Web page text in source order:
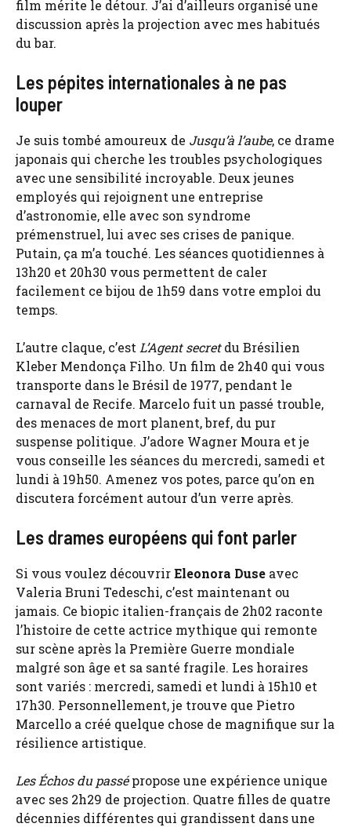
film mérite le détour. J’ai d’ailleurs organisé une
discussion après la projection avec mes habitués
du bar.
Les pépites internationales à ne pas
louper
Je suis tombé amoureux de Jusqu’à l’aube, ce drame
japonais qui cherche les troubles psychologiques
avec une sensibilité incroyable. Deux jeunes
employés qui rejoignent une entreprise
d’astronomie, elle avec son syndrome
prémenstruel, lui avec ses crises de panique.
Putain, ça m’a touché. Les séances quotidiennes à
13h20 et 20h30 vous permettent de caler
facilement ce bijou de 1h59 dans votre emploi du
temps.
L’autre claque, c’est L’Agent secretdu Brésilien
Kleber Mendonça Filho. Un film de 2h40 qui vous
transporte dans le Brésil de 1977, pendant le
carnaval de Recife. Marcelo fuit un passé trouble,
des menaces de mort planent, bref, du pur
suspense politique. J’adore Wagner Moura et je
vous conseille les séances du mercredi, samedi et
lundi à 19h50. Amenez vos potes, parce qu’on en
discutera forcément autour d’un verre après.
Les drames européens qui font parler
Si vous voulez découvrirEleonora Duse avec
Valeria Bruni Tedeschi, c’est maintenant ou
jamais. Ce biopic italien-français de 2h02 raconte
l’histoire de cette actrice mythique qui remonte
sur scène après la Première Guerre mondiale
malgré son âge et sa santé fragile. Les horaires
sont variés : mercredi, samedi et lundi à 15h10 et
17h30. Personnellement, je trouve que Pietro
Marcello a créé quelque chose de magnifique sur la
résilience artistique.
Les Échos du passépropose une expérience unique
avec ses 2h29 de projection. Quatre filles de quatre
décennies différentes qui grandissent dans une